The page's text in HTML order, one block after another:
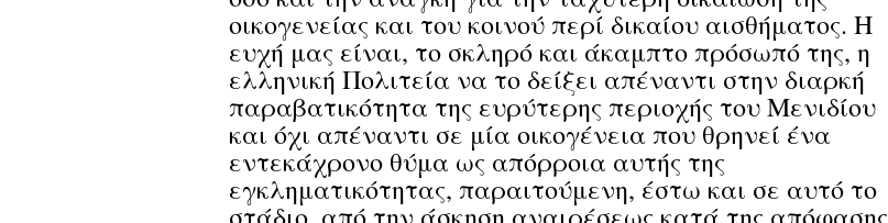
οικογενείας και του κοινού περί δικαίου αισθήματος. Η
ευχή μας είναι, το σκληρό και άκαμπτο πρόσωπό της, η
ελληνική Πολιτεία να το δείξει απέναντι στην διαρκή
παραβατικότητα της ευρύτερης περιοχής του Μενιδίου
και όχι απέναντι σε μία οικογένεια που θρηνεί ένα
εντεκάχρονο θύμα ως απόρροια αυτής της
εγκληματικότητας, παραιτούμενη, έστω και σε αυτό το